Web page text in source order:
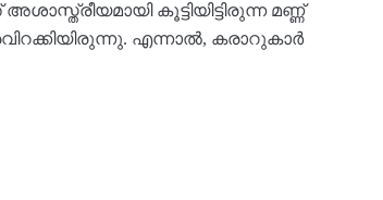
കൂട്ടിയിട്ടിരുന്ന മണ്ണ്
എന്നാൽ, കരാറുകാർ